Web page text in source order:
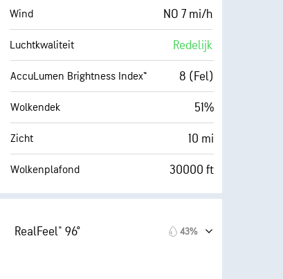
Wind NO 7 mi/h
Luchtkwaliteit Redelijk
AccuLumen Brightness Index™ 8 (Fel)
Wolkendek 51%
Zicht 10 mi
Wolkenplafond 30000 ft
RealFeel® 96° 43%